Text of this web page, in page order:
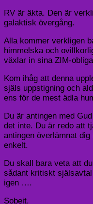
RV är äkta. Den är
galaktisk övergång.
Alla kommer verkligen
himmelska och
växlar in sina ZIM-
Kom ihåg att denna
själs uppstigning och
ens för de mest ädla
Du är antingen med
det inte. Du är redo att
antingen överlämnat
enkelt.
Du skall bara veta att
sådant kritiskt
igen ….
Sobeit.